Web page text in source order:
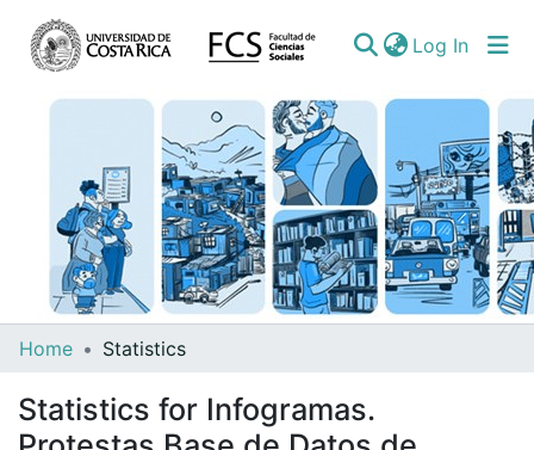
Log In
Communities
Collections
Home Statistics
Statistics for Infogramas.